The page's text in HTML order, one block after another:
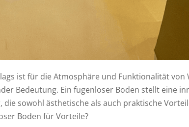
ist für die Atmosphäre und Funktionalität von
Bedeutung. Ein fugenloser Boden stellt eine
sowohl ästhetische als auch praktische
Boden für Vorteile?